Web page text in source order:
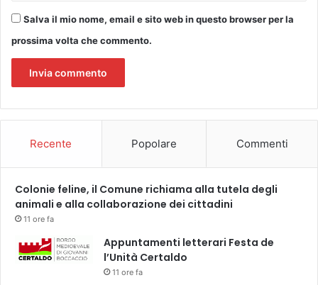
F
i
n
z
Salva il mio nome, email e sito web in questo browser per la
prossima volta che commento.
Recente Popolare Commenti
Colonie feline, il Comune richiama alla tutela degli
animali e alla collaborazione dei cittadini
11 ore fa
Appuntamenti letterari Festa de
l’Unità Certaldo
11 ore fa